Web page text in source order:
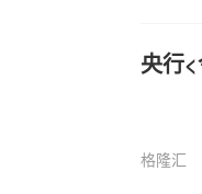
央行
格隆汇